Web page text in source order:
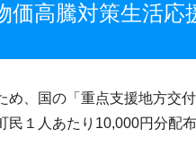
高騰対策生活応
、国の「重点支援地方交
１人あたり10,000円分配布